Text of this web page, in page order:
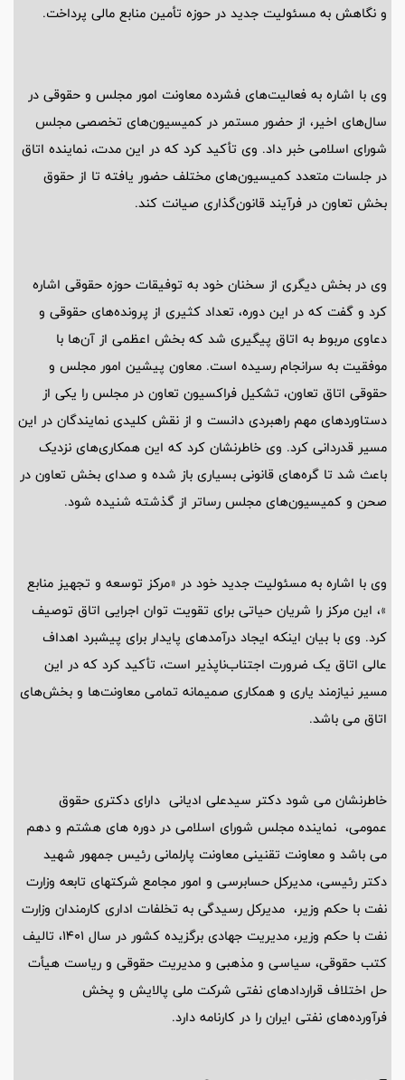
و نگاهش به مسئولیت جدید در حوزه تأمین منابع مالی پرداخت.
وی با اشاره به فعالیت‌های فشرده معاونت امور مجلس و حقوقی در
سال‌های اخیر، از حضور مستمر در کمیسیون‌های تخصصی مجلس
شورای اسلامی خبر داد. وی تأکید کرد که در این مدت، نماینده اتاق
در جلسات متعدد کمیسیون‌های مختلف حضور یافته تا از حقوق
بخش تعاون در فرآیند قانون‌گذاری صیانت کند.
وی در بخش دیگری از سخنان خود به توفیقات حوزه حقوقی اشاره
کرد و گفت که در این دوره، تعداد کثیری از پرونده‌های حقوقی و
دعاوی مربوط به اتاق پیگیری شد که بخش اعظمی از آن‌ها با
موفقیت به سرانجام رسیده است. معاون پیشین امور مجلس و
حقوقی اتاق تعاون، تشکیل فراکسیون تعاون در مجلس را یکی از
دستاوردهای مهم راهبردی دانست و از نقش کلیدی نمایندگان در این
مسیر قدردانی کرد. وی خاطرنشان کرد که این همکاری‌های نزدیک
باعث شد تا گره‌های قانونی بسیاری باز شده و صدای بخش تعاون در
صحن و کمیسیون‌های مجلس رساتر از گذشته شنیده شود.
وی با اشاره به مسئولیت جدید خود در «مرکز توسعه و تجهیز منابع
»، این مرکز را شریان حیاتی برای تقویت توان اجرایی اتاق توصیف
کرد. وی با بیان اینکه ایجاد درآمدهای پایدار برای پیشبرد اهداف
عالی اتاق یک ضرورت اجتناب‌ناپذیر است، تأکید کرد که در این
مسیر نیازمند یاری و همکاری صمیمانه تمامی معاونت‌ها و بخش‌های
اتاق می باشد.
خاطرنشان می شود دکتر سیدعلی ادیانی دارای دکتری حقوق
عمومی، نماینده مجلس شورای اسلامی در دوره های هشتم و دهم
می باشد و معاونت تقنینی معاونت پارلمانی رئیس جمهور شهید
دکتر رئیسی، مدیرکل حسابرسی و امور مجامع شرکتهای تابعه وزارت
نفت با حکم وزیر، مدیرکل رسیدگی به تخلفات اداری کارمندان وزارت
نفت با حکم وزیر، مدیریت جهادی برگزیده کشور در سال 1401، تالیف
کتب حقوقی، سیاسی و مذهبی و مدیریت حقوقی و ریاست هیأت
حل اختلاف قراردادهای نفتی شرکت ملی پالایش و پخش
فرآورده‌های نفتی ایران را در کارنامه دارد.